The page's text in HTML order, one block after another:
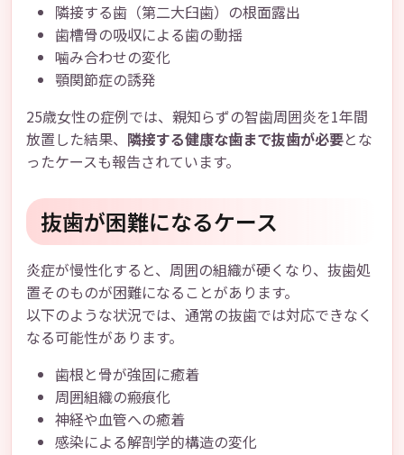
隣接する歯（第二大臼歯）の根面露出
歯槽骨の吸収による歯の動揺
噛み合わせの変化
顎関節症の誘発
25歳女性の症例では、親知らずの智歯周囲炎を1年間
放置した結果、 隣接する健康な歯まで抜歯が必要とな
ったケースも報告されています。
抜歯が困難になるケース
炎症が慢性化すると、周囲の組織が硬くなり、抜歯処
置そのものが困難になることがあります。
以下のような状況では、通常の抜歯では対応できなく
なる可能性があります。
歯根と骨が強固に癒着
周囲組織の瘢痕化
神経や血管への癒着
感染による解剖学的構造の変化